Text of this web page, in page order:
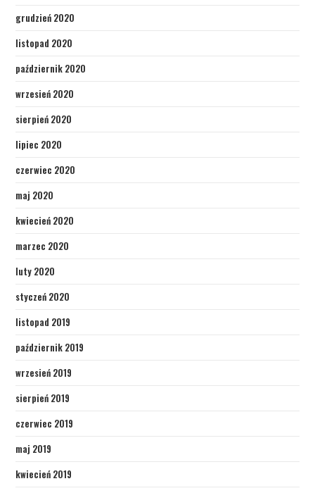
grudzień 2020
listopad 2020
październik 2020
wrzesień 2020
sierpień 2020
lipiec 2020
czerwiec 2020
maj 2020
kwiecień 2020
marzec 2020
luty 2020
styczeń 2020
listopad 2019
październik 2019
wrzesień 2019
sierpień 2019
czerwiec 2019
maj 2019
kwiecień 2019